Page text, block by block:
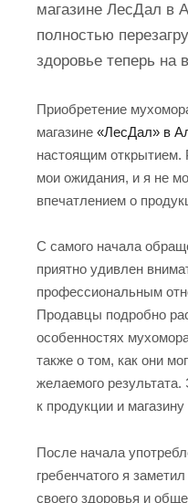
магазине ЛесДал в
полностью
здоровье теперь на
Приобретение
магазине «ЛесДал» в
настоящим открытием.
мои ожидания, и я не
впечатлением о
С самого начала
приятно удивлен
профессиональным
Продавцы подробно
особенностях
также о том, как они
желаемого
к продукции и
После начала
гребенчатого я
своего здоровья и